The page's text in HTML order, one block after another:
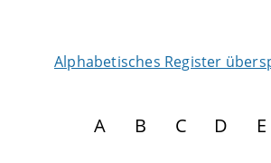
Alphabetisches Register
A B C D E